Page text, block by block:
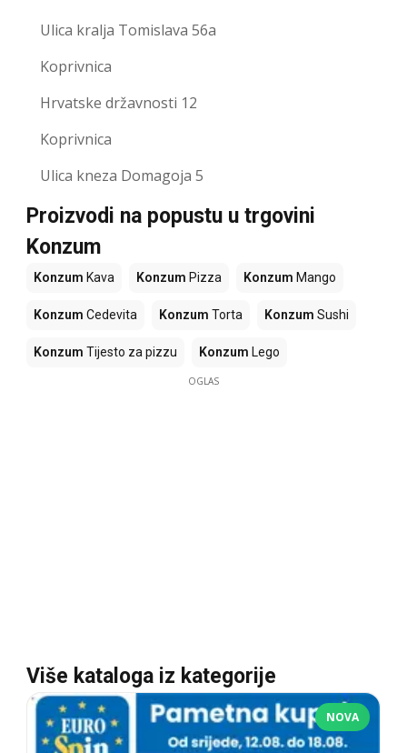
Ulica kralja Tomislava 56a
Koprivnica
Hrvatske državnosti 12
Koprivnica
Ulica kneza Domagoja 5
Proizvodi na popustu u trgovini
Konzum
Konzum Kava Konzum Pizza Konzum Mango
Konzum Cedevita Konzum Torta Konzum Sushi
Konzum Tijesto za pizzu Konzum Lego
OGLAS
Više kataloga iz kategorije
NOVA